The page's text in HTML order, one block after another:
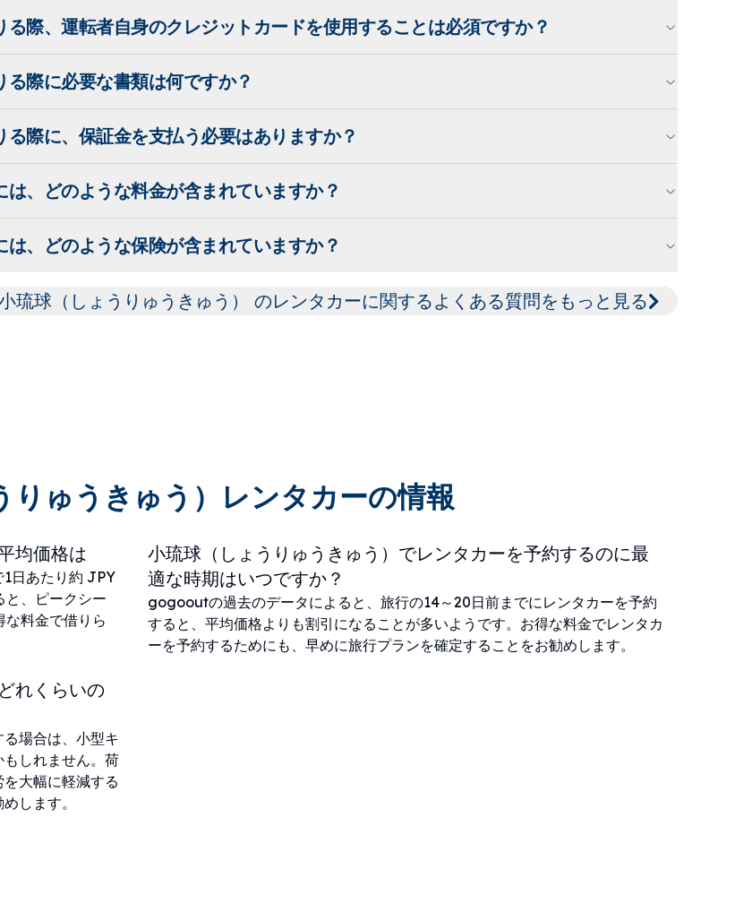
際、運転者自身のクレジットカードを使用することは必須ですか？
際に必要な書類は何ですか？
際に、保証金を支払う必要はありますか？
、どのような料金が含まれていますか？
、どのような保険が含まれていますか？
琉球（しょうりゅうきゅう） のレンタカーに関するよくある質問をもっと見る
りゅうきゅう）レンタカーの情報
均価格は
日あたり約 JPY
、ピークシー
料金で借りら
小琉球（しょうりゅうきゅう）でレンタカーを予約するのに最
適な時期はいつですか？
gogooutの過去のデータによると、旅行の14～20日前までにレンタカーを予約
すると、平均価格よりも割引になることが多いようです。お得な料金でレンタカ
ーを予約するためにも、早めに旅行プランを確定することをお勧めします。
れくらいの
場合は、小型キ
しれません。荷
大幅に軽減する
します。